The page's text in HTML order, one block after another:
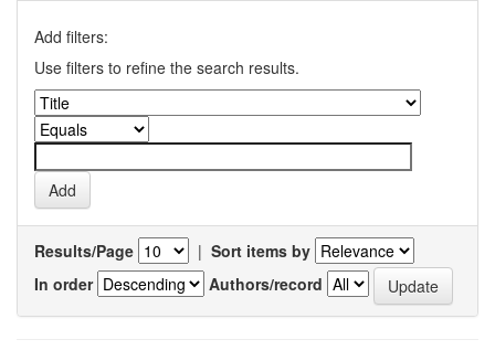
Add filters:
Use filters to refine the search results.
Results/Page | Sort items by
In order
Authors/record